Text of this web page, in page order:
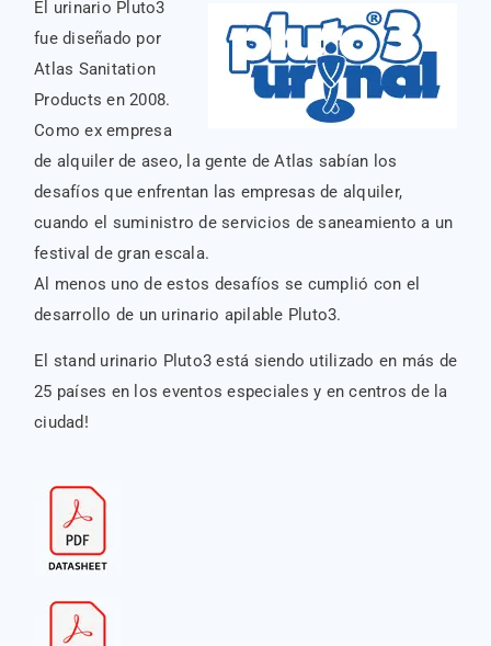
El urinario Pluto3
fue diseñado por
Atlas Sanitation
Products en 2008.
Como ex empresa
de alquiler de aseo, la gente de Atlas sabían los
desafíos que enfrentan las empresas de alquiler,
cuando el suministro de servicios de saneamiento a un
festival de gran escala.
Al menos uno de estos desafíos se cumplió con el
desarrollo de un urinario apilable Pluto3.
El stand urinario Pluto3 está siendo utilizado en más de
25 países en los eventos especiales y en centros de la
ciudad!